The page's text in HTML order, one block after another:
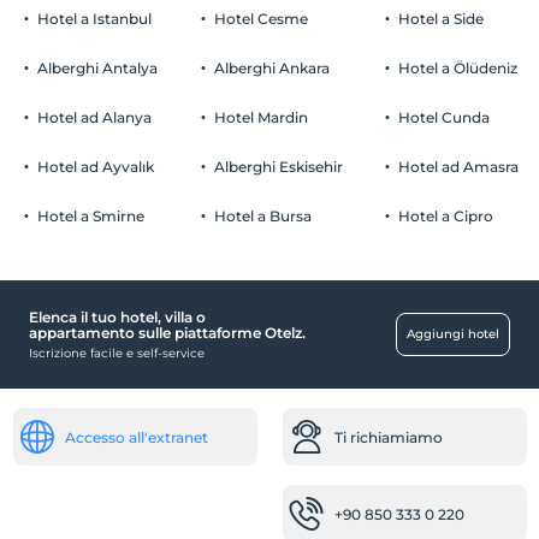
Parcheggio (in loco)
Servizio di ristorazione in camera
attività
figli
1 bambino/i fino all'età di 6 per camera non pagano
Hotel a Istanbul
Alberghi Antalya
Hotel ad Alanya
Hotel ad Ayvalık
Hotel a Smirne
Hotel Cesme
Alberghi Ankara
Hotel Mardin
Alberghi Eskisehir
Hotel a Bursa
Hotel a Side
Hotel a Ölüdeniz
Hotel Cunda
Hotel ad Amasra
Hotel a Cipro
Elenca il tuo hotel, villa o
appartamento sulle piattaforme Otelz.
Iscrizione facile e self-service
Aggiungi hotel
Accesso all'extranet Ti richiamiamo
+90 850 333 0 220